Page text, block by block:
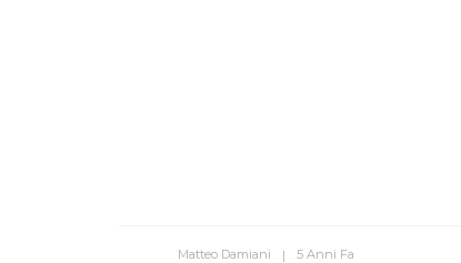
Matteo Damiani 5 Anni Fa